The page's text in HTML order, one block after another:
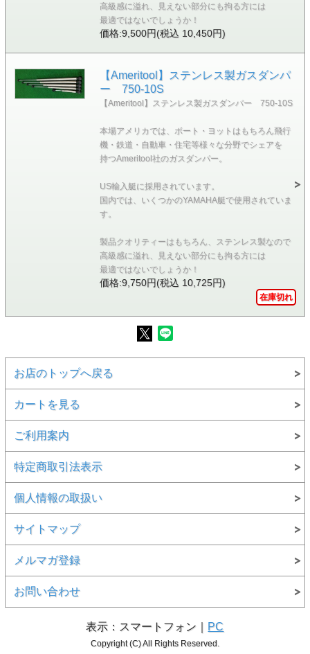
高級感に溢れ、見えない部分にも拘る方には
最適ではないでしょうか！
価格:9,500円(税込 10,450円)
【Ameritool】ステンレス製ガスダンパ
ー 750-10S
【Ameritool】ステンレス製ガスダンパー 750-10S
本場アメリカでは、ボート・ヨットはもちろん飛行
機・鉄道・自動車・住宅等様々な分野でシェアを
持つAmeritool社のガスダンパー。
US輸入艇に採用されています。
国内では、いくつかのYAMAHA艇で使用されていま
す。
製品クオリティーはもちろん、ステンレス製なので
高級感に溢れ、見えない部分にも拘る方には
最適ではないでしょうか！
価格:9,750円(税込 10,725円)
在庫切れ
お店のトップへ戻る
カートを見る
ご利用案内
特定商取引法表示
個人情報の取扱い
サイトマップ
メルマガ登録
お問い合わせ
表示：スマートフォン｜ PC
Copyright (C) All Rights Reserved.